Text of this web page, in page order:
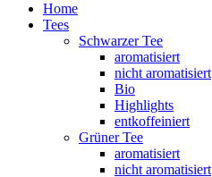
Home
Tees
Schwarzer Tee
aromatisiert
nicht aromatisiert
Bio
Highlights
entkoffeiniert
Grüner Tee
aromatisiert
nicht aromatisiert